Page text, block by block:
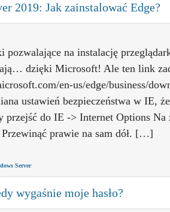
2019: Jak zainstalować Edge?
pozwalające na instalację
dzięki Microsoft! Ale ten link
en-us/edge/business/
ustawień bezpieczeństwa w IE,
przejść do IE -> Internet Options Na
prawie na sam dół. […]
Server
wygaśnie moje hasło?